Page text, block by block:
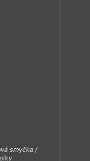
smyčka /